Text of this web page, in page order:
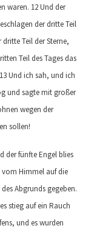
waren. 12 Und der
der dritte Teil
Teil der Sterne,
Teil des Tages das
Und ich sah, und ich
und sagte mit großer
wegen der
sollen!
der fünfte Engel blies
vom Himmel auf die
Abgrunds gegeben.
stieg auf ein Rauch
und es wurden